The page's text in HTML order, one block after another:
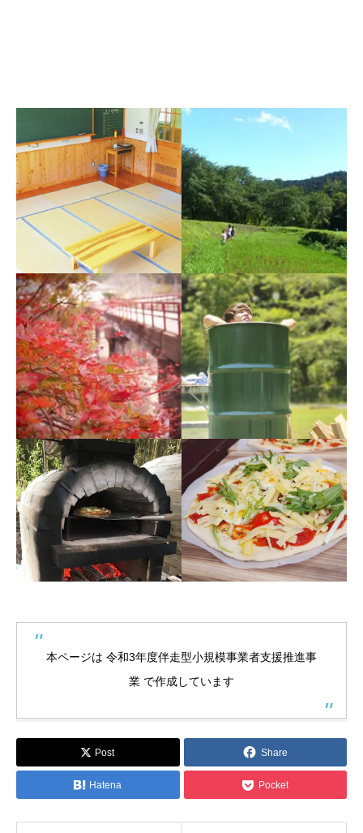
本ページは 令和3年度伴走型小規模事業者支援推進事
業 で作成しています
Post Share
Hatena Pocket